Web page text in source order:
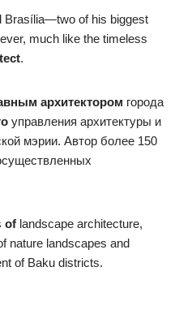
Brasília—two of his biggest
much like the timeless
.
архитектором города
управления архитектуры и
мэрии. Автор более 150
of landscape architecture,
nature landscapes and
of Baku districts.